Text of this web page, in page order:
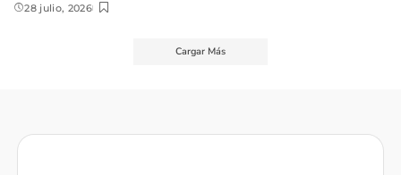
28 julio, 2026
Cargar Más